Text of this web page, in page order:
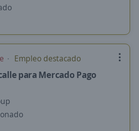
Empleo destacado
para Mercado Pago